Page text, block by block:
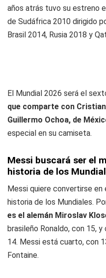
años atrás tuvo su estreno
de Sudáfrica 2010 dirigido
Brasil 2014, Rusia 2018 y
El Mundial 2026 será el
que comparte con
Guillermo Ochoa, de
especial en su camiseta.
Messi buscará ser el
historia de los
Messi quiere convertirse en
historia de los Mundiales.
es el alemán Miroslav
brasileño Ronaldo, con 15,
14. Messi está cuarto, con
Fontaine.